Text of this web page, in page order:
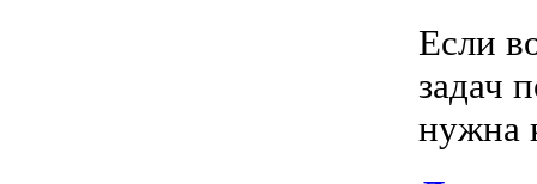
Если
задач
нужна